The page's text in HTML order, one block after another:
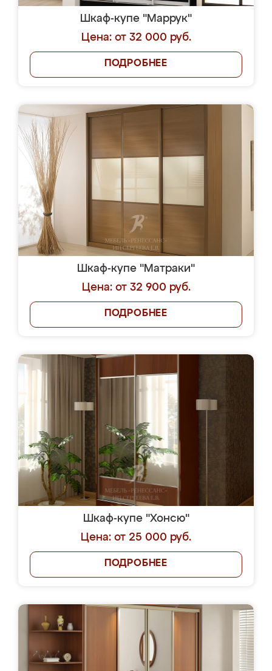
Шкаф-купе "Маррук"
Цена: от 32 000 руб.
ПОДРОБНЕЕ
Шкаф-купе "Матраки"
Цена: от 32 900 руб.
ПОДРОБНЕЕ
Шкаф-купе "Хонсю"
Цена: от 25 000 руб.
ПОДРОБНЕЕ